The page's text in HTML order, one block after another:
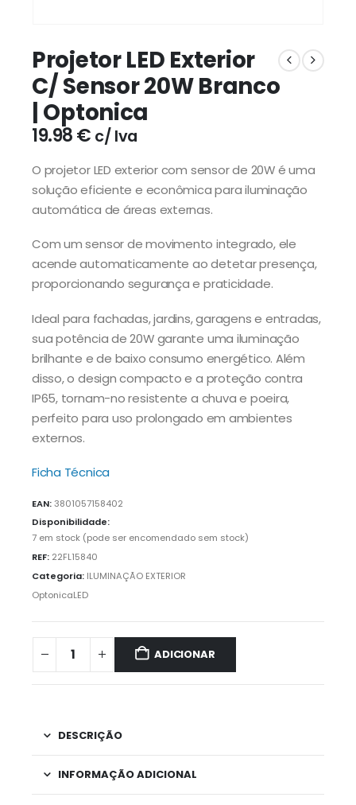
Projetor LED Exterior
C/ Sensor 20W Branco
| Optonica
19.98€ c/ Iva
O projetor LED exterior com sensor de 20W é uma
solução eficiente e econômica para iluminação
automática de áreas externas.
Com um sensor de movimento integrado, ele
acende automaticamente ao detetar presença,
proporcionando segurança e praticidade.
Ideal para fachadas, jardins, garagens e entradas,
sua potência de 20W garante uma iluminação
brilhante e de baixo consumo energético. Além
disso, o design compacto e a proteção contra
IP65, tornam-no resistente a chuva e poeira,
perfeito para uso prolongado em ambientes
externos.
Ficha Técnica
EAN:3801057158402
Disponibilidade:
7 em stock (pode ser encomendado sem stock)
REF: 22FL15840
Categoria: ILUMINAÇÃO EXTERIOR
OptonicaLED
ADICIONAR
DESCRIÇÃO
INFORMAÇÃO ADICIONAL